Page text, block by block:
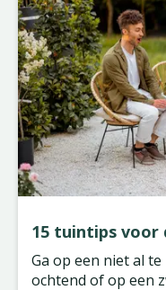
15 tuintips voor
Ga op een niet al
ochtend of op een